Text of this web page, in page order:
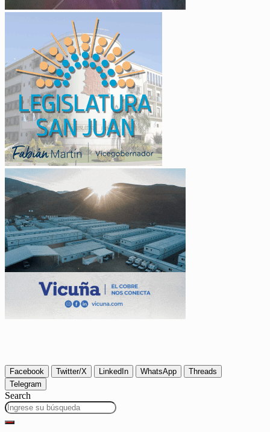
Facebook Twitter/X LinkedIn WhatsApp
Threads
Telegram
Search